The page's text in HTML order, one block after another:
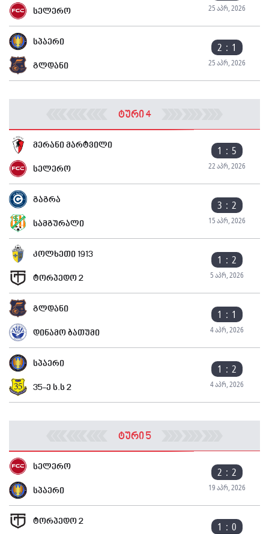
25 აპრ, 2026
სელერო
სპაერი 2 : 1
25 აპრ, 2026
გლდანი
ტური 4
მერანი მარტვილი 1 : 5
22 აპრ, 2026
სელერო
გაგრა 3 : 2
15 აპრ, 2026
სამგურალი
კოლხეთი 1913 1 : 2
5 აპრ, 2026
ტორპედო 2
გლდანი 1 : 1
4 აპრ, 2026
დინამო ბათუმი
სპაერი 1 : 2
4 აპრ, 2026
35-ე ს.ს 2
ტური 5
სელერო 2 : 2
19 აპრ, 2026
სპაერი
ტორპედო 2 1 : 0